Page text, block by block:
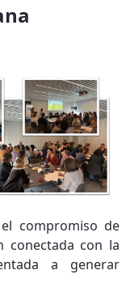
compromiso de
conectada con la
a generar